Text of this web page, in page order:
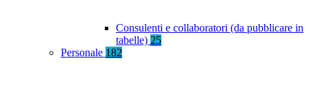
Consulenti e collaboratori (da pubblicare in
tabelle) 25
Personale 182